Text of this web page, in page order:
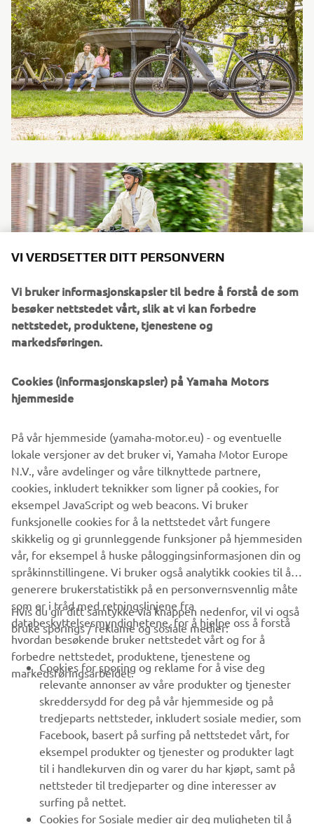
VIRKSOMHET
B2B
UTFORSK YAMAHA
FAQ & SUPPORT
NYHETSBREV
Vær den første til å lære om de siste tilbudene, spesielle
VI VERDSETTER DITT PERSONVERN
Vi bruker informasjonskapsler til bedre å forstå de som
besøker nettstedet vårt, slik at vi kan forbedre
nettstedet, produktene, tjenestene og
markedsføringen.
Cookies (informasjonskapsler) på Yamaha Motors
hjemmeside
På vår hjemmeside (yamaha-motor.eu) - og eventuelle
lokale versjoner av det bruker vi, Yamaha Motor Europe
N.V., våre avdelinger og våre tilknyttede partnere,
cookies, inkludert teknikker som ligner på cookies, for
eksempel JavaScript og web beacons. Vi bruker
funksjonelle cookies for å la nettstedet vårt fungere
skikkelig og gi grunnleggende funksjoner på hjemmesiden
vår, for eksempel å huske påloggingsinformasjonen din og
språkinnstillingene. Vi bruker også analytikk cookies til å
generere brukerstatistikk på en personvernsvennlig måte
som er i tråd med retningslinjene fra
databeskyttelsesmyndighetene, for å hjelpe oss å forstå
hvordan besøkende bruker nettstedet vårt og for å
forbedre nettstedet, produktene, tjenestene og
markedsføringsarbeidet.
Hvis du gir ditt samtykke via knappen nedenfor, vil vi også
bruke sporings / reklame og sosiale medier:
Cookies for sporing og reklame for å vise deg
relevante annonser av våre produkter og tjenester
skreddersydd for deg på vår hjemmeside og på
tredjeparts nettsteder, inkludert sosiale medier, som
Facebook, basert på surfing på nettstedet vårt, for
eksempel produkter og tjenester og produkter lagt
til i handlekurven din og varer du har kjøpt, samt på
nettsteder til tredjeparter og dine interesser av
surfing på nettet.
Cookies for Sosiale medier gir deg muligheten til å